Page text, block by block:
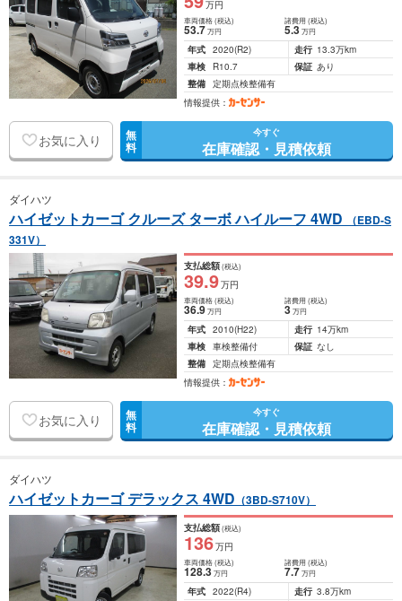
万円
車両価格(税込)
53.7万円
諸費用 (税込)
5.3 万円
年式 2020(R2) 走行 13.3万km
車検
R10.7 保証 あり
整備 定期点検整備有
情報提供：
お気に入り 無
料
今すぐ
在庫確認・見積依頼
ダイハツ
ハイゼットカーゴ クルーズ ターボ ハイルーフ 4WD
（EBD-S
331V）
支払総額(税込)
39.9万円
車両価格(税込)
36.9万円
諸費用 (税込)
3 万円
年式 2010(H22) 走行 14万km
車検 車検整備付 保証 なし
整備 定期点検整備有
情報提供：
お気に入り 無
料
今すぐ
在庫確認・見積依頼
ダイハツ
ハイゼットカーゴ デラックス 4WD （3BD-S710V）
支払総額(税込)
136万円
車両価格(税込)
128.3万円
諸費用 (税込)
7.7 万円
年式 2022(R4) 走行 3.8万km